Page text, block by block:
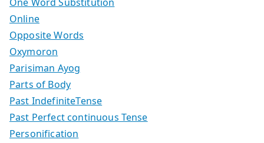
Online
Opposite Words
Oxymoron
Parisiman Ayog
Parts of Body
Past IndefiniteTense
Past Perfect continuous Tense
Personification